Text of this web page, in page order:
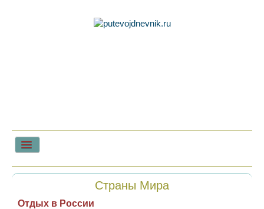
Главная
Страны Мира
Отдых в России